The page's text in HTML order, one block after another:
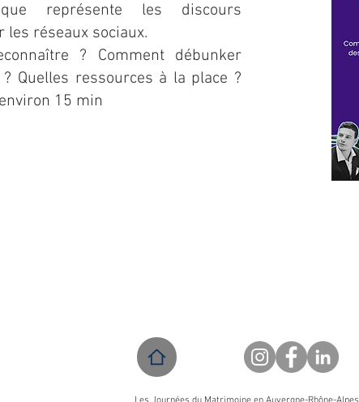
représente les discours
réseaux sociaux.
? Comment débunker
Quelles ressources à la place ?
15 min